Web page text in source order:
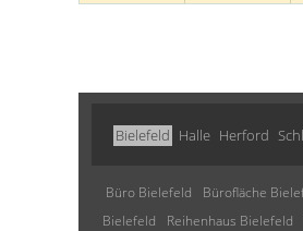
Bielefeld Halle Herford
Büro Bielefeld Bürofläche
Bielefeld
Reihenhaus Bielefeld